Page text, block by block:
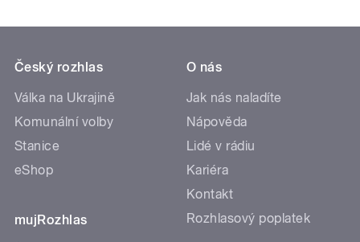
Český rozhlas
Válka na Ukrajině
Komunální volby
Stanice
eShop
mujRozhlas
O nás
Jak nás naladíte
Nápověda
Lidé v rádiu
Kariéra
Kontakt
Rozhlasový poplatek